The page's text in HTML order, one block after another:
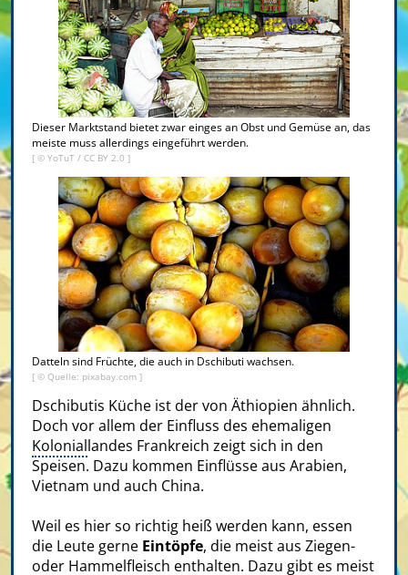
Dieser Marktstand bietet zwar einges an Obst und Gemüse an, das
meiste muss allerdings eingeführt werden.
[ © YoTuT / CC BY 2.0 ]
Datteln sind Früchte, die auch in Dschibuti wachsen.
[ © Quelle: pixabay.com ]
Dschibutis Küche ist der von Äthiopien ähnlich.
Doch vor allem der Einfluss des ehemaligen
Koloniallandes Frankreich zeigt sich in den
Speisen. Dazu kommen Einflüsse aus Arabien,
Vietnam und auch China.
Weil es hier so richtig heiß werden kann, essen
die Leute gerne Eintöpfe, die meist aus Ziegen-
oder Hammelfleisch enthalten. Dazu gibt es meist